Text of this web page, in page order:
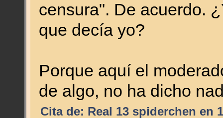
censura". De acuerdo.
que decía yo?
Porque aquí el
de algo, no ha dicho
Cita de: Real 13 spiderchen en